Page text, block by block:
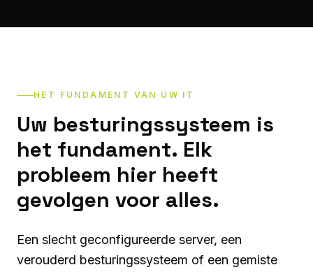
HET FUNDAMENT VAN UW IT
Uw besturingssysteem is
het fundament. Elk
probleem hier heeft
gevolgen voor alles.
Een slecht geconfigureerde server, een
verouderd besturingssysteem of een gemiste